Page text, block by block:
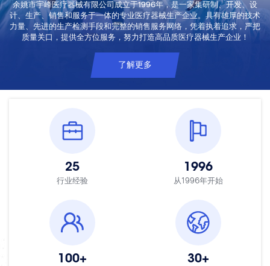
余姚市宇峰医疗器械有限公司成立于1996年，是一家集研制、开发、设
计、生产、销售和服务于一体的专业医疗器械生产企业。具有雄厚的技术
力量、先进的生产检测手段和完整的销售服务网络，凭着执着追求，严把
质量关口，提供全方位服务，努力打造高品质医疗器械生产企业！
了解更多
25
行业经验
1996
从1996年开始
100+ 30+